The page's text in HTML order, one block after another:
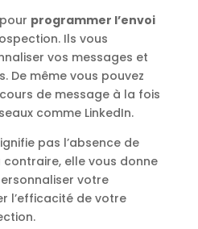
programmer l’envoi
Ils vous
vos messages et
De même vous pouvez
de message à la fois
comme LinkedIn.
pas l’absence de
contraire, elle vous donne
votre
l’efficacité de votre